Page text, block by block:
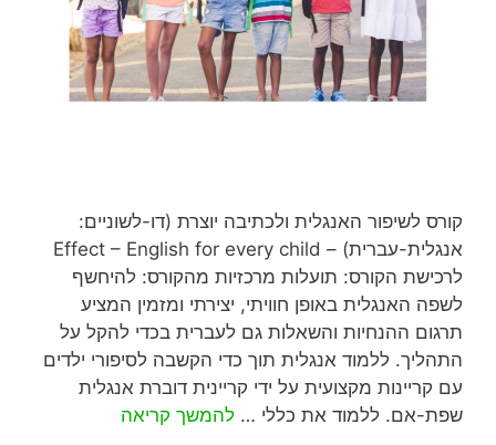
קורס לשיפור האנגלית ולכתיבה יוצרת (דו-לשוניים:
אנגלית-עברית) – Effect – English for every child
לרכישת הקורס: תועלות מרכזיות מהקורס: להיחשף
לשפה האנגלית באופן חוויתי, יצירתי ומזמין המציע
תרגום ההנחיות והשאלות גם לעברית בכדי להקל על
התהליך. ללמוד אנגלית תוך כדי הקשבה לסיפורי ילדים
עם קריינות מקצועית על ידי קריינית דוברת אנגלית
שפת-אם. ללמוד את כללי … להמשך קריאה